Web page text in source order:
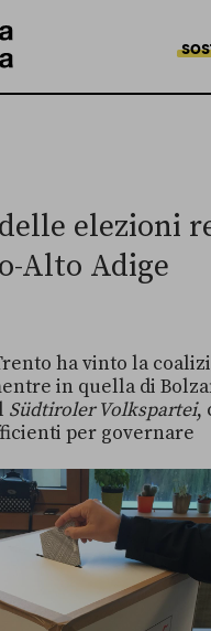
elezioni
Alto Adige
ha vinto la
in quella di
Südtiroler Volkspartei,
per governare